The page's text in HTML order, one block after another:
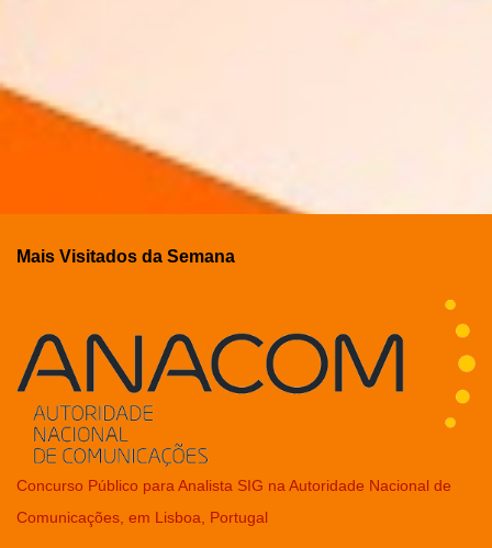
Mais Visitados da Semana
Concurso Público para Analista SIG na Autoridade Nacional de
Comunicações, em Lisboa, Portugal